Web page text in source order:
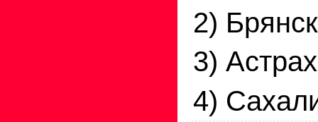
2)
3)
4)